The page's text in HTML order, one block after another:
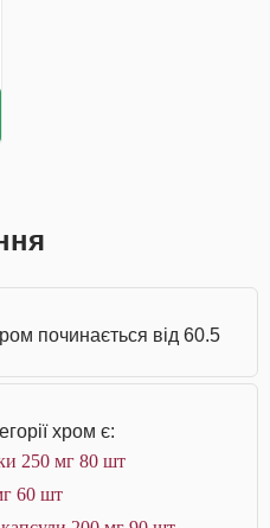
починається від 60.5
хром є:
250 мг 80 шт
60 шт